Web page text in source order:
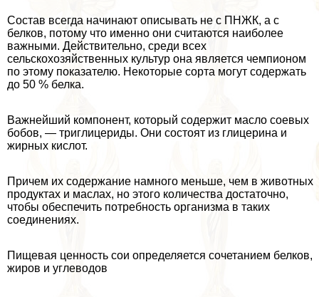
Состав всегда начинают описывать не с ПНЖК, а с
белков, потому что именно они считаются наиболее
важными. Действительно, среди всех
сельскохозяйственных культур она является чемпионом
по этому показателю. Некоторые сорта могут содержать
до 50 % белка.
Важнейший компонент, который содержит масло соевых
бобов, — триглицериды. Они состоят из глицерина и
жирных кислот.
Причем их содержание намного меньше, чем в животных
продуктах и маслах, но этого количества достаточно,
чтобы обеспечить потребность организма в таких
соединениях.
Пищевая ценность сои определяется сочетанием белков,
жиров и углеводов